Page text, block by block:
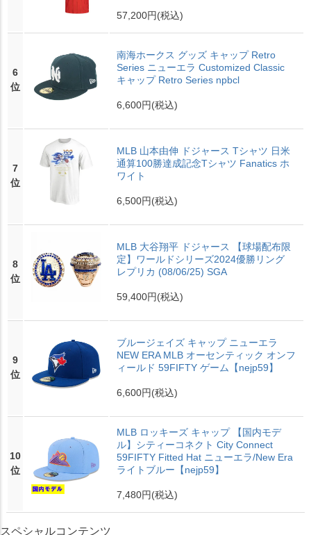
57,200円(税込)
6
位
南海ホークス グッズ キャップ Retro
Series ニューエラ Customized Classic
キャップ Retro Series npbcl
6,600円(税込)
7
位
MLB 山本由伸 ドジャース Tシャツ 日米
通算100勝達成記念Tシャツ Fanatics ホ
ワイト
6,500円(税込)
8
位
MLB 大谷翔平 ドジャース 【球場配布限
定】ワールドシリーズ2024優勝リング
レプリカ (08/06/25) SGA
59,400円(税込)
9
位
ブルージェイズ キャップ ニューエラ
NEW ERA MLB オーセンティック オンフ
ィールド 59FIFTY ゲーム【nejp59】
6,600円(税込)
10
位
MLB ロッキーズ キャップ 【国内モデ
ル】シティーコネクト City Connect
59FIFTY Fitted Hat ニューエラ/New Era
ライトブルー【nejp59】
7,480円(税込)
スペシャルコンテンツ